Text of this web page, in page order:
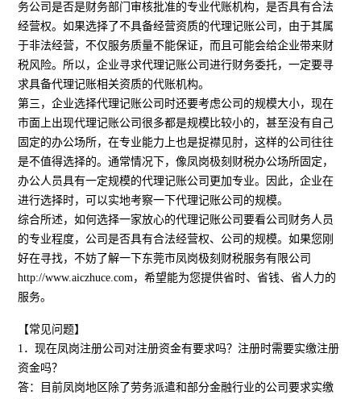
务公司是否是财务部门审核批准的专业代账机构，是否具有合法
经营权。如果选择了不具备经营资质的代理记账公司，由于其属
于非法经营，不仅服务质量不能保证，而且可能会给企业带来财
税风险。所以，企业寻求代理记账公司进行财务委托，一定要寻
求具备代理记账相关资质的代账机构。
第三，企业选择代理记账公司时还要考虑公司的规模大小，现在
市面上出现代理记账公司很多都是规模比较小的，甚至没有自己
固定的办公场所，在专业能力上也是捉襟见肘，这样的公司往往
是不值得选择的。通常情况下，像凤岗极刻财税办公场所固定，
办公人员具有一定规模的代理记账公司更加专业。因此，企业在
进行选择时，可以实地考察一下代理记账公司的规模。
综合所述，如何选择一家放心的代理记账公司要看公司财务人员
的专业程度，公司是否具有合法经营权、公司的规模。如果您刚
好在寻找，不妨了解一下东莞市凤岗极刻财税服务有限公司
http://www.aiczhuce.com，希望能为您提供省时、省钱、省人力的
服务。
【常见问题】
1．现在凤岗注册公司对注册资金有要求吗？注册时需要实缴注册
资金吗？
答：目前凤岗地区除了劳务派遣和部分金融行业的公司要求实缴